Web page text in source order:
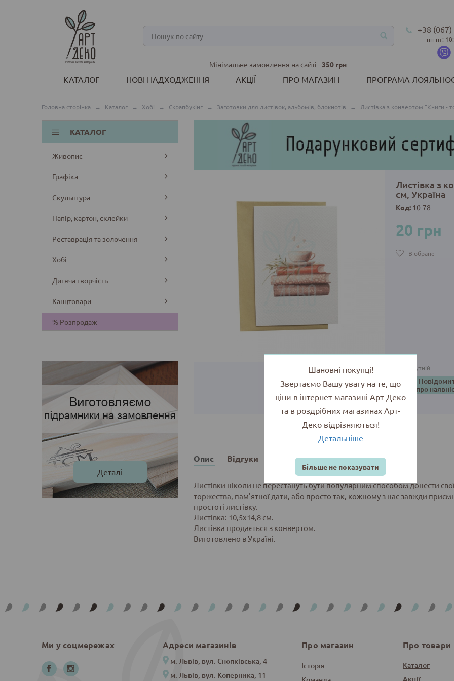
Мінімальне замовлення на сайті -350 грн
+38
пн-пт:
КАТАЛОГ НОВІ НАДХОДЖЕННЯ АКЦІЇ ПРО МАГАЗИН ПРОГРАМА
Головна сторінка → Каталог → Хобі → Скрапбукінг → Заготовки для листівок, альбомів, блокнотів → Листівка з конвертом "Книги -
КАТАЛОГ
Живопис
Графіка
Скульптура
Папір, картон, склейки
Реставрація та золочення
Хобі
Дитяча творчість
Канцтовари
% Розпродаж
Деталі
Листівка з
см, Україна
Код: 10-78
20 грн
В обране
Відсутній
про
Опис Відгуки
Листівки ніколи не перестануть бути популярним способом донести
торжества, пам'ятної дати, або просто так, кожному з нас завжди
простоті листівку.
Листівка: 10,5х14,8 см.
Листівка продається з конвертом.
Виготовлено в Україні.
Ми у соцмережах Адреси магазинів
м. Львів, вул. Снопківська, 4
м. Львів, вул. Коперника, 11
Про магазин
Історія
Про товари
Каталог
Шановні покупці!
Звертаємо Вашу увагу на те, що
ціни в інтернет-магазині Арт-Деко
та в роздрібних магазинах Арт-
Деко відрізняються!
Детальніше
Більше не показувати